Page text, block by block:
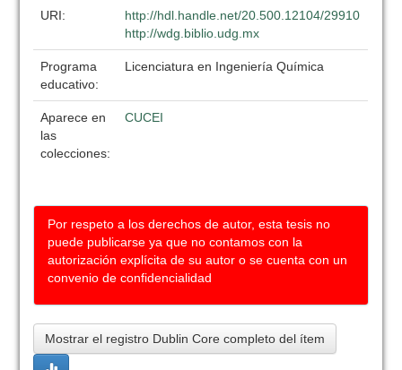
URI:
http://hdl.handle.net/20.500.12104/29910
http://wdg.biblio.udg.mx
Programa
educativo:
Licenciatura en Ingeniería Química
Aparece en
las
colecciones:
CUCEI
Por respeto a los derechos de autor, esta tesis no
puede publicarse ya que no contamos con la
autorización explícita de su autor o se cuenta con un
convenio de confidencialidad
Mostrar el registro Dublin Core completo del ítem